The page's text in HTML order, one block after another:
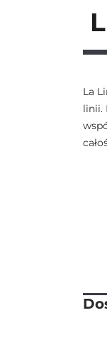
La
linii.